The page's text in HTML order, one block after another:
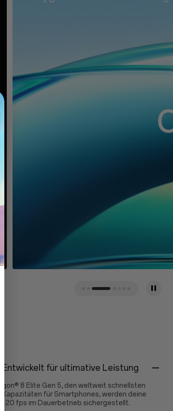
für ultimative Leistung
8 Elite Gen 5, den weltweit schnellsten
Kapazitäten für Smartphones, werden deine
fps im Dauerbetrieb sichergestellt.